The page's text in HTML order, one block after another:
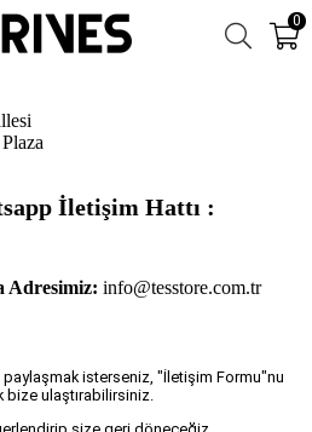
0
İletişim Hattı :
Adresimiz: info@tesstore.com.tr
isterseniz, "İletişim Formu"nu
bize ulaştırabilirsiniz.